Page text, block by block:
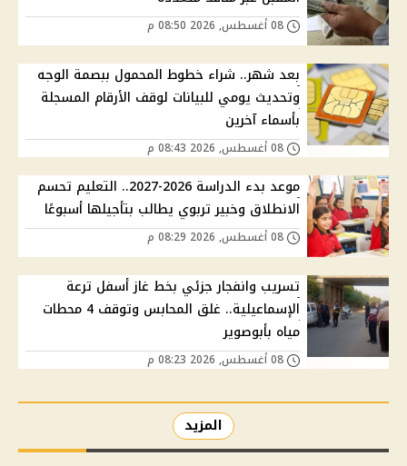
بعد شهر.. شراء خطوط المحمول ببصمة الوجه
وتحديث يومي للبيانات لوقف الأرقام المسجلة
بأسماء آخرين
موعد بدء الدراسة 2026-2027.. التعليم تحسم
الانطلاق وخبير تربوي يطالب بتأجيلها أسبوعًا
تسريب وانفجار جزئي بخط غاز أسفل ترعة
الإسماعيلية.. غلق المحابس وتوقف 4 محطات
مياه بأبوصوير
المزيد